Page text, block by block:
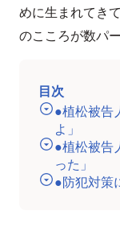
めに生まれてき
のこころが数パ
目次
●植松被告
よ」
●植松被告
った」
●防犯対策